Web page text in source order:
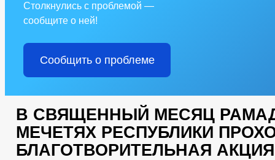
Столкнулись с проблемой —
сообщите о ней!
Сообщить о проблеме
В СВЯЩЕННЫЙ МЕСЯЦ
МЕЧЕТЯХ РЕСПУБЛИКИ
БЛАГОТВОРИТЕЛЬНАЯ